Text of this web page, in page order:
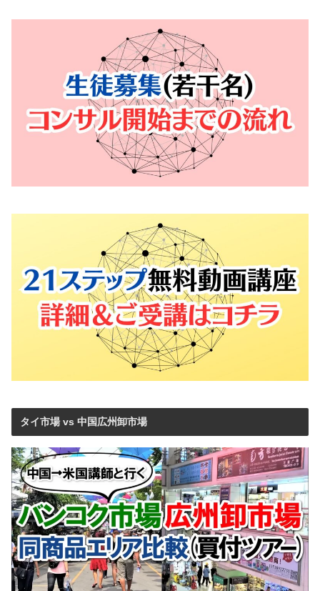
タイ市場 vs 中国広州卸市場